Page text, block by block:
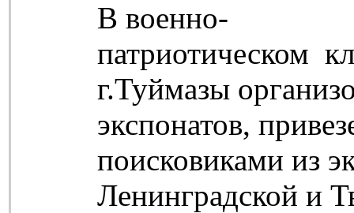
В военно-
патриотическом
г.Туймазы
экспонатов,
поисковиками из
Ленинградской и